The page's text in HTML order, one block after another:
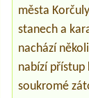
města
stanech a
nachází
nabízí
soukromé